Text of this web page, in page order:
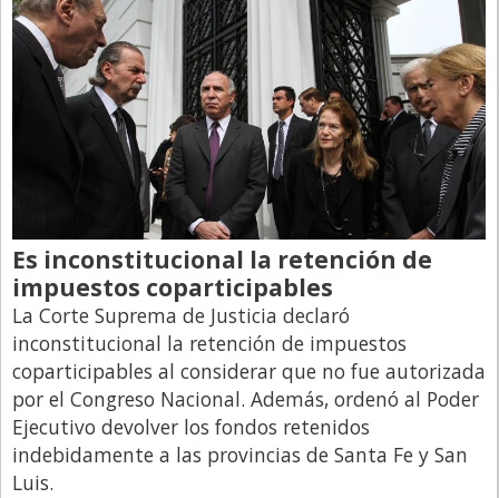
Es inconstitucional la retención de
impuestos coparticipables
La Corte Suprema de Justicia declaró
inconstitucional la retención de impuestos
coparticipables al considerar que no fue autorizada
por el Congreso Nacional. Además, ordenó al Poder
Ejecutivo devolver los fondos retenidos
indebidamente a las provincias de Santa Fe y San
Luis.